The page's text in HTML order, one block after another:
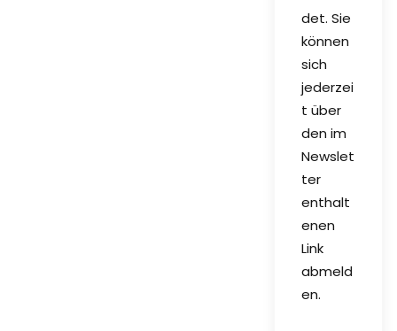
det. Sie
können
sich
jederzei
t über
den im
Newslet
ter
enthalt
enen
Link
abmeld
en.